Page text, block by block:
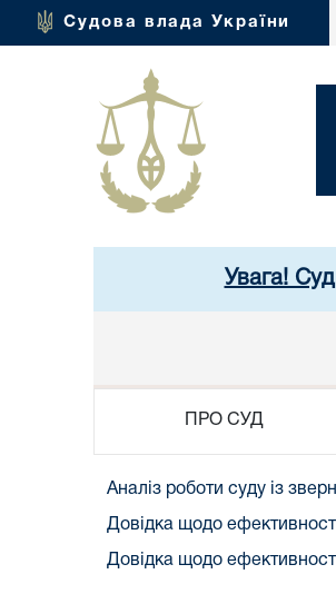
Судова влада України
Увага!
ПРО СУД
Аналіз роботи суду із
Довідка щодо
Довідка щодо